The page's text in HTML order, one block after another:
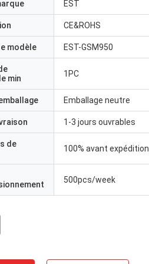
EST
CE&ROHS
modèle EST-GSM950
min
1PC
Emballage neutre
1-3 jours ouvrables
de 100% avant expédition
500pcs/week